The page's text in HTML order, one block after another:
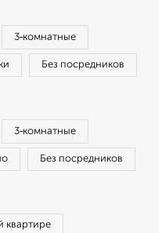
3‑комнатные
Без посредников
3‑комнатные
Без посредников
квартире